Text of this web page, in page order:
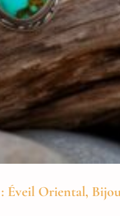
Éveil Oriental,